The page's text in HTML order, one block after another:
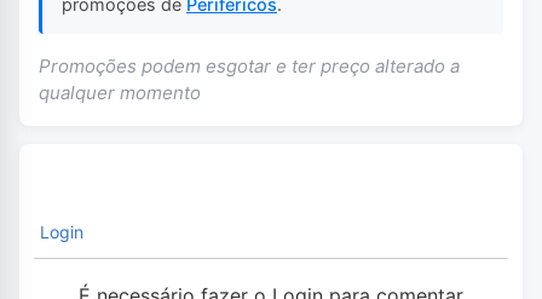
Promoções podem esgotar e ter preço alterado a
qualquer momento
Login